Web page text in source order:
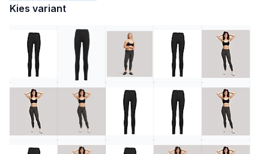
Kies variant